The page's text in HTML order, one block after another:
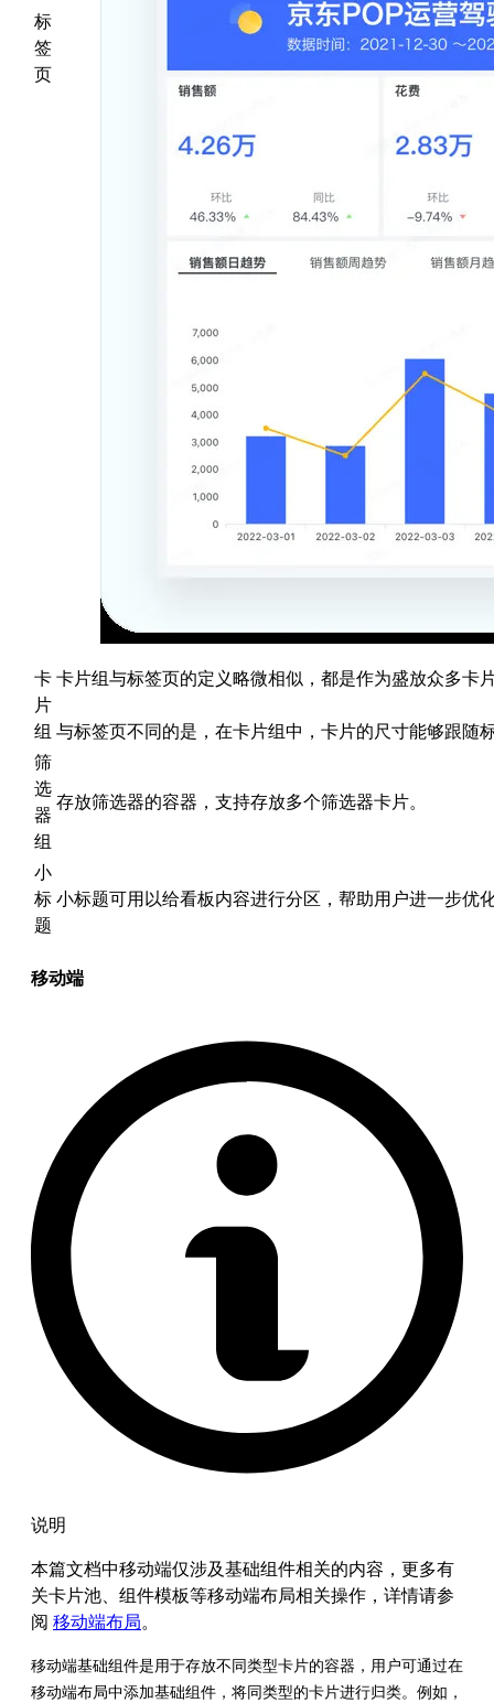
标
签
页
卡
片
组
卡片组与标签页的定义略微相似，都是作为盛放众多卡
与标签页不同的是，在卡片组中，卡片的尺寸能够跟随
筛
选
器
组
存放筛选器的容器，支持存放多个筛选器卡片。
小
标
题
小标题可用以给看板内容进行分区，帮助用户进一步优
移动端
说明
本篇文档中移动端仅涉及基础组件相关的内容，更多有
关卡片池、组件模板等移动端布局相关操作，详情请参
阅 移动端布局。
移动端基础组件是用于存放不同类型卡片的容器，用户可通过在
移动端布局中添加基础组件，将同类型的卡片进行归类。例如，